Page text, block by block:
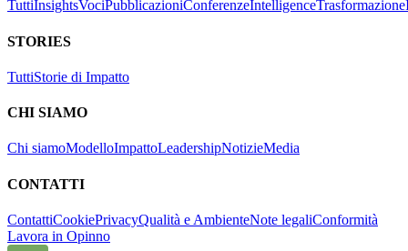
TuttiInsightsVociPubblicazioniConferenzeIntelligenceTrasformazione
STORIES
TuttiStorie di Impatto
CHI SIAMO
Chi siamoModelloImpattoLeadershipNotizieMedia
CONTATTI
ContattiCookiePrivacyQualità e AmbienteNote legaliConformità
Lavora in Opinno